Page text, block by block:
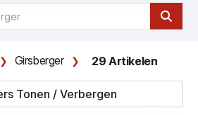
Girsberger 29 Artikelen
Tonen / Verbergen